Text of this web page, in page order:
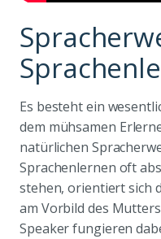
Es besteht ein
dem mühsamen
natürlichen
Sprachenlernen oft
stehen, orientiert sich
am Vorbild des
Speaker fungieren